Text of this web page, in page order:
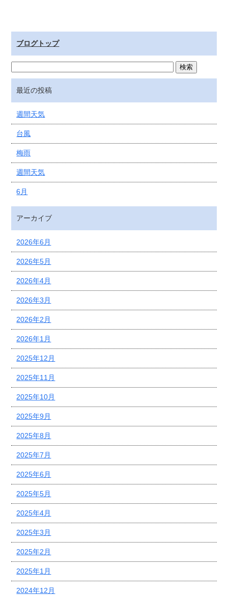
ブログトップ
最近の投稿
週間天気
台風
梅雨
週間天気
6月
アーカイブ
2026年6月
2026年5月
2026年4月
2026年3月
2026年2月
2026年1月
2025年12月
2025年11月
2025年10月
2025年9月
2025年8月
2025年7月
2025年6月
2025年5月
2025年4月
2025年3月
2025年2月
2025年1月
2024年12月